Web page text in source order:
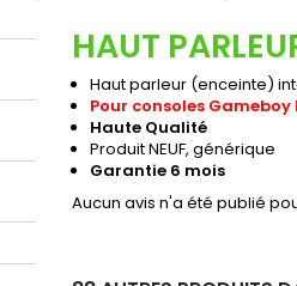
HAUT
Haut parleur (enceinte)
Pour consoles
Haute Qualité
Produit NEUF, générique
Garantie 6 mois
Aucun avis n'a été publié